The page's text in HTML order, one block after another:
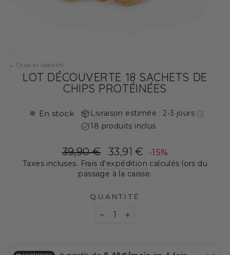
Chips et Apéritifs
LOT DÉCOUVERTE 18 SACHETS DE
CHIPS PROTÉINÉES
En stock
Livraison estimée : 2-3 jours
18 produits inclus
Prix
régulier
39,90 €
Prix
réduit
33,91 € -15%
Taxes incluses. Frais d'expédition calculés lors du
passage à la caisse.
QUANTITÉ